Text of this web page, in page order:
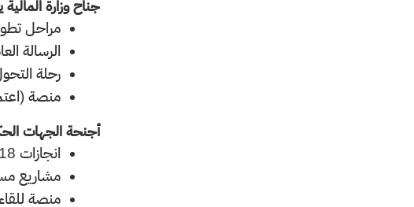
جناح وزارة
مراحل تطور
الرسالة
رحلة
منصة
أجنحة الجهات
انجازات 2018م
مشاريع
منصة